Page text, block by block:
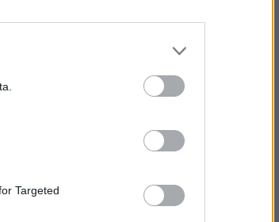
Targetedvardą